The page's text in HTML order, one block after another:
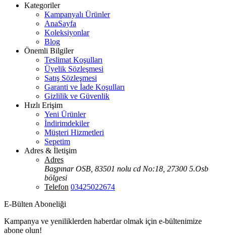
Kategoriler
Kampanyalı Ürünler
AnaSayfa
Koleksiyonlar
Blog
Önemli Bilgiler
Teslimat Koşulları
Üyelik Sözleşmesi
Satış Sözleşmesi
Garanti ve İade Koşulları
Gizlilik ve Güvenlik
Hızlı Erişim
Yeni Ürünler
İndirimdekiler
Müşteri Hizmetleri
Sepetim
Adres & İletişim
Adres
Başpınar OSB, 83501 nolu cd No:18, 27300 5.Osb
bölgesi
Telefon 03425022674
E-Bülten Aboneliği
Kampanya ve yeniliklerden haberdar olmak için e-bültenimize
abone olun!